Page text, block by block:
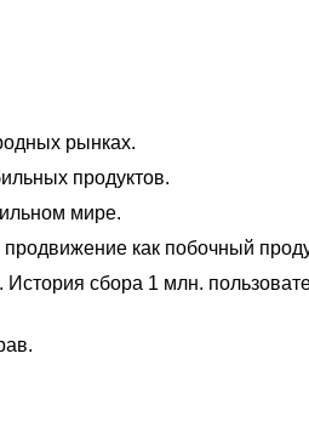
рынках.
продуктов.
мире.
как побочный
сбора 1 млн.